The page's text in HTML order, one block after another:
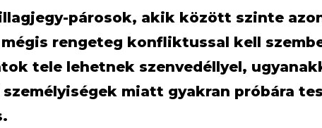
párosok, akik között szinte
rengeteg konfliktussal kell
tele lehetnek szenvedéllyel,
miatt gyakran próbára